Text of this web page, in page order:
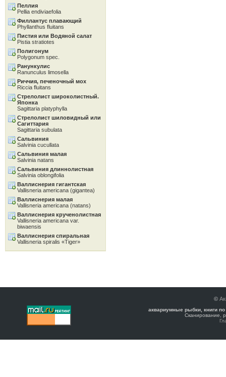
Пеллия
Pellia endiviaefolia
Филлантус плавающий
Phyllanthus fluitans
Пистия или Водяной салат
Pistia stratiotes
Полигонум
Polygonum spec.
Ранункулис
Ranunculus limosella
Риччия, печеночный мох
Riccia fluitans
Стрелолист широколистный.
Японка
Sagittaria platyphylla
Стрелолист шиловидный или
Сагиттария
Sagittaria subulata
Сальвиния
Salvinia cucullata
Сальвиния малая
Salvinia natans
Сальвиния длиннолистная
Salvinia oblongifolia
Валлиснерия гигантская
Vallisneria americana (gigantea)
Валлиснерия малая
Vallisneria americana (natans)
Валлиснерия крученолистная
Vallisneria americana var.
biwaensis
Валлиснерия спиральная
Vallisneria spiralis «Tiger»
©
аквариумные рыбки, книги
Сканирование,